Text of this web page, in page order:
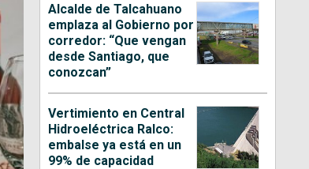
Alcalde de Talcahuano
emplaza al Gobierno por
corredor: “Que vengan
desde Santiago, que
conozcan”
Vertimiento en Central
Hidroeléctrica Ralco:
embalse ya está en un
99% de capacidad